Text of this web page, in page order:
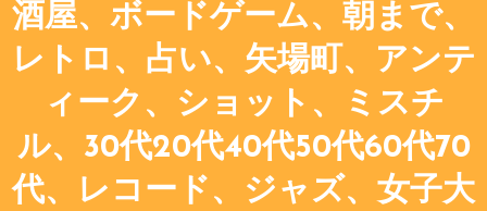
酒屋、ボードゲーム、朝まで、
レトロ、占い、矢場町、アンテ
ィーク、ショット、ミスチ
ル、30代20代40代50代60代70
代、レコード、ジャズ、女子大